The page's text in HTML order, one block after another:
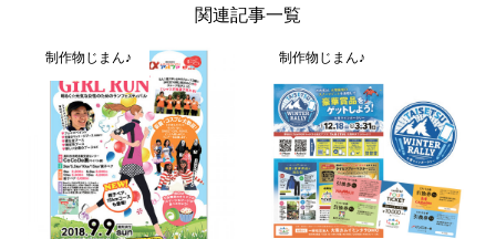
関連記事一覧
制作物じまん♪ 制作物じまん♪